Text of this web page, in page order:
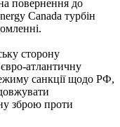
повернення до
Canada турбін
сторону
атлантичну
санкції щодо РФ,
зброю проти